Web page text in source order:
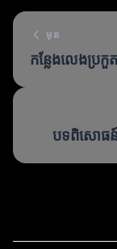
មុន
កន្លែងលេងប្រ
បទពិសោធន៍